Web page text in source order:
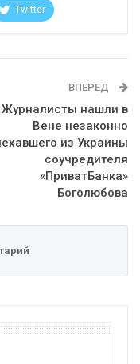
Twitter
ВПЕРЕД
Журналисты нашли в
Вене незаконно
из Украины
соучредителя
«ПриватБанка»
Боголюбова